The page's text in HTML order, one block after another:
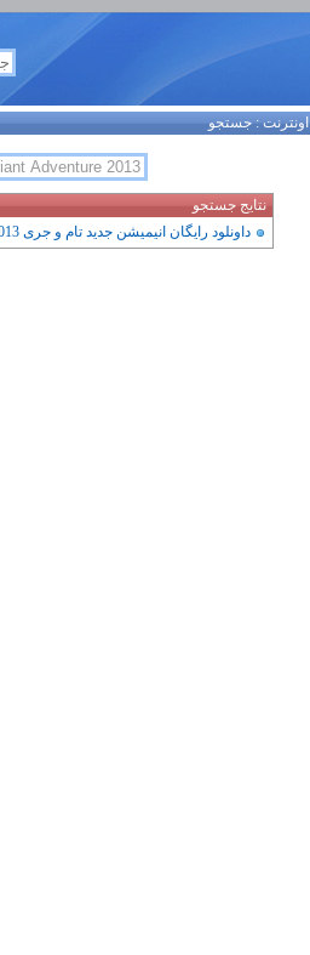
اونترنت:جستجو
نتایج جستجو
داونلود رایگان انیمیشن جدید تام و جری Tom And Jerrys Giant Adventure 2013